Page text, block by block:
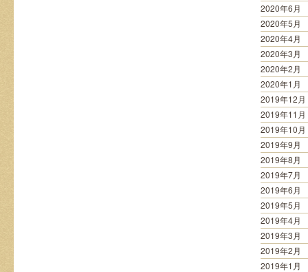
2020年6月
2020年5月
2020年4月
2020年3月
2020年2月
2020年1月
2019年12月
2019年11月
2019年10月
2019年9月
2019年8月
2019年7月
2019年6月
2019年5月
2019年4月
2019年3月
2019年2月
2019年1月